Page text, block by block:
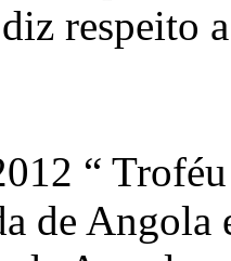
respeito
“
de Angola